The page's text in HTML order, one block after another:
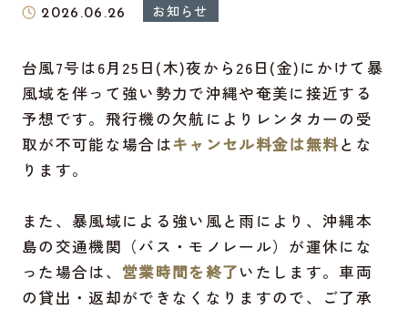
2026.06.26 お知らせ
台風7号は6月25日(木)夜から26日(金)にかけて暴
風域を伴って強い勢力で沖縄や奄美に接近する
予想です。飛行機の欠航によりレンタカーの受
取が不可能な場合はキャンセル料金は無料とな
ります。
また、暴風域による強い風と雨により、沖縄本
島の交通機関（バス・モノレール）が運休にな
った場合は、 営業時間を終了いたします。車両
の貸出・返却ができなくなりますので、ご了承